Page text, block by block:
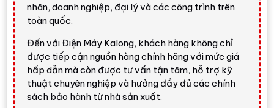
phom dáng. Với thiết kế cao1850 mm, ngang445 mm
sâu632 mm, tủ phù hợp đặt tại phòng ngủ, phòng thay
đồ, khu vực giặt sấy, căn hộ cao cấp hoặc không gian
gia đình cần một thiết bị chăm sóc quần áo chuyên biệt.
Đánh giá nhanh từ Điện Máy
Kalong
nhân, doanh nghiệp, đại lý và các công trình trên
toàn quốc.
Đến với Điện Máy Kalong, khách hàng không chỉ
được tiếp cận nguồn hàng chính hãng với mức giá
hấp dẫn mà còn được tư vấn tận tâm, hỗ trợ kỹ
thuật chuyên nghiệp và hưởng đầy đủ các chính
sách bảo hành từ nhà sản xuất.